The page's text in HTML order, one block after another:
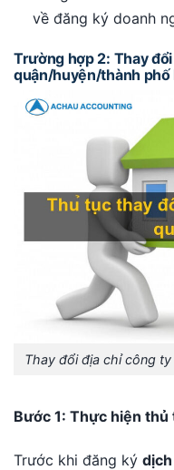
về đăng ký doanh
Trường hợp 2: Thay
quận/huyện/thành phố
Thay đổi địa chỉ công
Bước 1: Thực hiện
Trước khi đăng ký